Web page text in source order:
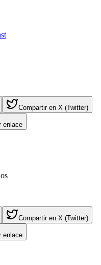
Compartir en X (Twitter)
enlace
Compartir en X (Twitter)
enlace